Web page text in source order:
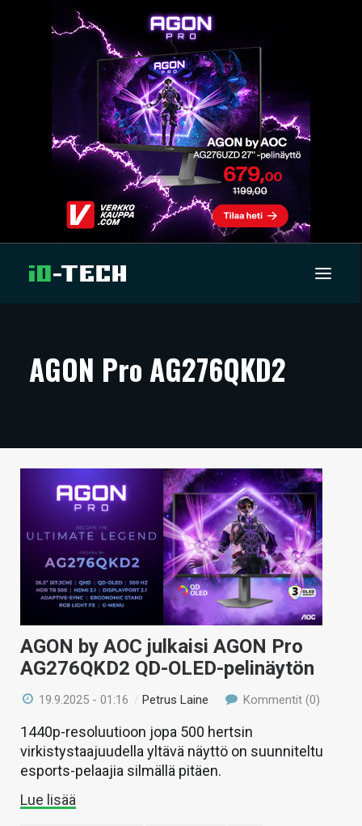
ARTIKKELIT
TECHBBS
KAUPPA
VAIHDA TEEMA
HAKU
AGON Pro AG276QKD2
AGON by AOC julkaisi AGON Pro
AG276QKD2 QD-OLED-pelinäytön
19.9.2025 - 01:16 /Petrus Laine Kommentit (0)
1440p-resoluutioon jopa 500 hertsin
virkistystaajuudella yltävä näyttö on suunniteltu
esports-pelaajia silmällä pitäen.
Lue lisää